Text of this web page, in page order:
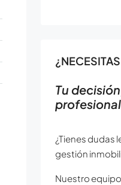
Tu
profesional
¿Tienes dudas
gestión
Nuestro